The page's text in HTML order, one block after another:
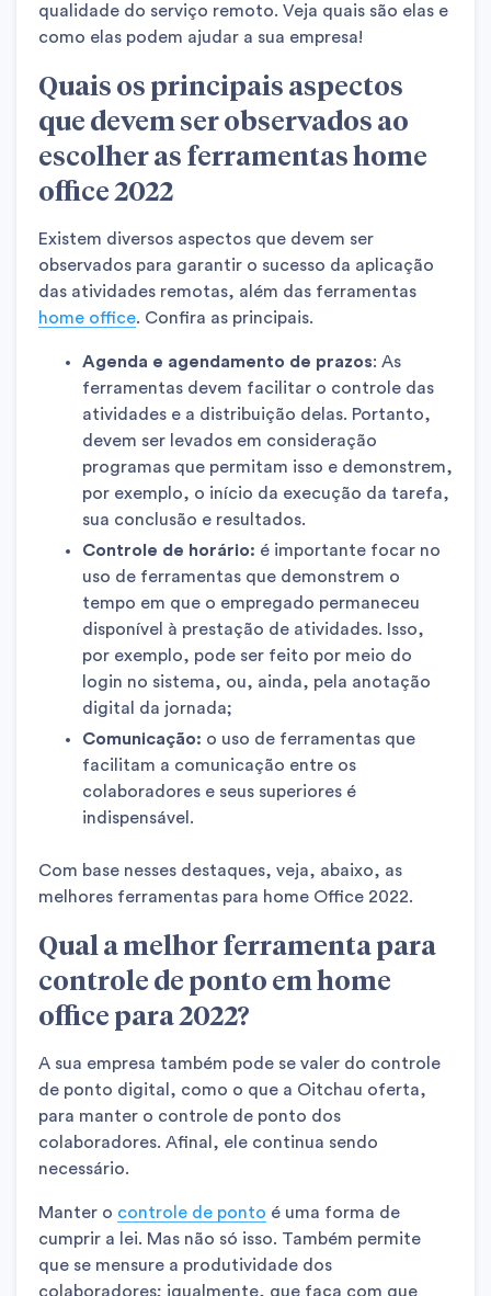
qualidade do serviço remoto. Veja quais são elas e
como elas podem ajudar a sua empresa!
Quais os principais aspectos
que devem ser observados ao
escolher as ferramentas home
office 2022
Existem diversos aspectos que devem ser
observados para garantir o sucesso da aplicação
das atividades remotas, além das ferramentas
home office. Confira as principais.
Agenda e agendamento de prazos: As
ferramentas devem facilitar o controle das
atividades e a distribuição delas. Portanto,
devem ser levados em consideração
programas que permitam isso e demonstrem,
por exemplo, o início da execução da tarefa,
sua conclusão e resultados.
Controle de horário: é importante focar no
uso de ferramentas que demonstrem o
tempo em que o empregado permaneceu
disponível à prestação de atividades. Isso,
por exemplo, pode ser feito por meio do
login no sistema, ou, ainda, pela anotação
digital da jornada;
Comunicação: o uso de ferramentas que
facilitam a comunicação entre os
colaboradores e seus superiores é
indispensável.
Com base nesses destaques, veja, abaixo, as
melhores ferramentas para home Office 2022.
Qual a melhor ferramenta para
controle de ponto em home
office para 2022?
A sua empresa também pode se valer do controle
de ponto digital, como o que a Oitchau oferta,
para manter o controle de ponto dos
colaboradores. Afinal, ele continua sendo
necessário.
Manter o controle de ponto é uma forma de
cumprir a lei. Mas não só isso. Também permite
que se mensure a produtividade dos
colaboradores; igualmente, que faça com que